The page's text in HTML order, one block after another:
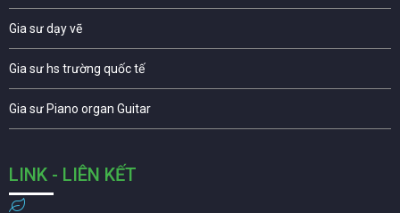
Gia sư dạy vẽ
Gia sư hs trường quốc tế
Gia sư Piano organ Guitar
LINK - LIÊN KẾT